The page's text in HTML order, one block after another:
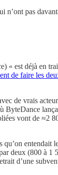
n’ont pas
« est déjà en
de faire les
de vrais
vont de ≈2
entendait
deux (800 à 1
d’une